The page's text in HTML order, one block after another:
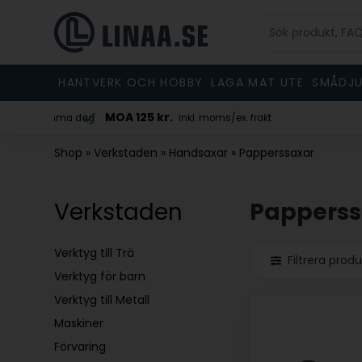
HANTVERK OCH HOBBY LAGA MAT UTE
samma dag MOA 125 kr. inkl. moms/ex. frakt
Shop »Verkstaden » Handsaxar » Papperssaxar
Verkstaden
Verktyg till Trä
Verktyg för barn
Verktyg till Metall
Maskiner
Förvaring
Filtrera